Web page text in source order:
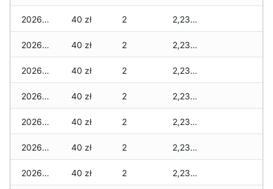
2026-01-09 40 zł 2 2,235 zł
2026-01-08 40 zł 2 2,235 zł
2026-01-07 40 zł 2 2,235 zł
2026-01-06 40 zł 2 2,235 zł
2026-01-05 40 zł 2 2,235 zł
2026-01-04 40 zł 2 2,235 zł
2026-01-03 40 zł 2 2,235 zł